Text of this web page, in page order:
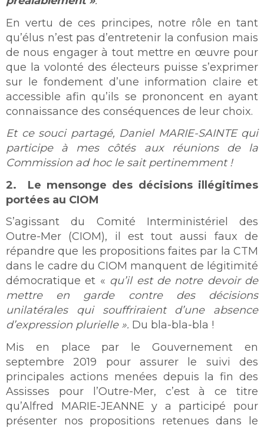
En vertu de ces principes, notre rôle en tant
qu’élus n’est pas d’entretenir la confusion mais
de nous engager à tout mettre en œuvre pour
que la volonté des électeurs puisse s’exprimer
sur le fondement d’une information claire et
accessible afin qu’ils se prononcent en ayant
connaissance des conséquences de leur choix.
Et ce souci partagé, Daniel MARIE-SAINTE qui
participe à mes côtés aux réunions de la
Commission ad hoc le sait pertinemment !
2. Le mensonge des décisions illégitimes
portées au CIOM
S’agissant du Comité Interministériel des
Outre-Mer (CIOM), il est tout aussi faux de
répandre que les propositions faites par la CTM
dans le cadre du CIOM manquent de légitimité
démocratique et « qu’il est de notre devoir de
mettre en garde contre des décisions
unilatérales qui souffriraient d’une absence
d’expression plurielle ». Du bla-bla-bla !
Mis en place par le Gouvernement en
septembre 2019 pour assurer le suivi des
principales actions menées depuis la fin des
Assisses pour l’Outre-Mer, c’est à ce titre
qu’Alfred MARIE-JEANNE y a participé pour
présenter nos propositions retenues dans le